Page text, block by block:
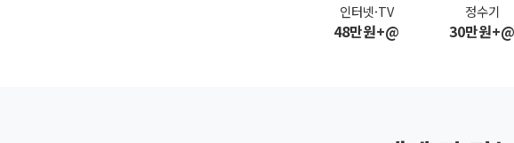
인터넷·TV
48만원+@
정수기
30만원+@